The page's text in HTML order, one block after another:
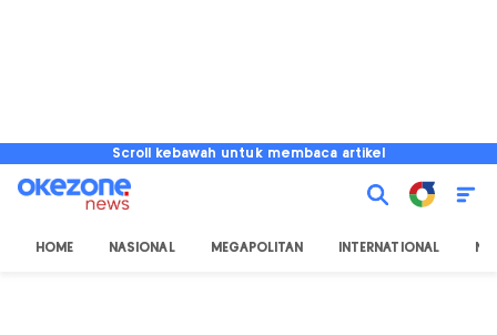
Scroll kebawah untuk membaca artikel
HOME NASIONAL MEGAPOLITAN INTERNATIONAL